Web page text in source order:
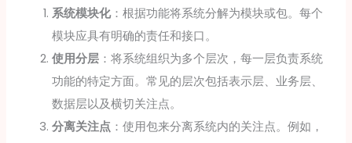
系统模块化：根据功能将系统分解为模块或包。每个
模块应具有明确的责任和接口。
使用分层 ：将系统组织为多个层次，每一层负责系统
功能的特定方面。常见的层次包括表示层、业务层、
数据层以及横切关注点。
分离关注点 ：使用包来分离系统内的关注点。例如，